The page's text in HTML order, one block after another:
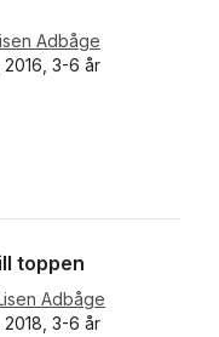
Adbåge
3-6 år
antal röster:
toppen
Adbåge
3-6 år